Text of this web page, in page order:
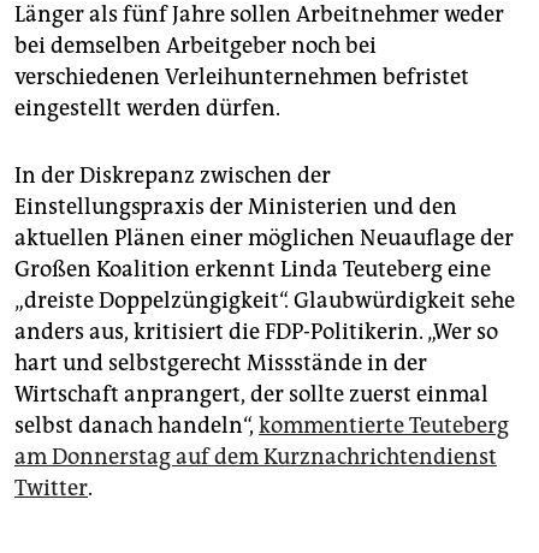
Länger als fünf Jahre sollen Arbeitnehmer weder
bei demselben Arbeitgeber noch bei
verschiedenen Verleih­unternehmen befristet
eingestellt werden dürfen.
In der Diskrepanz zwischen der
Einstellungspraxis der Ministerien und den
aktuellen Plänen einer möglichen Neuauflage der
Großen Koalition erkennt Linda Teuteberg eine
„dreiste Doppelzüngigkeit“. Glaubwürdigkeit sehe
anders aus, kritisiert die FDP-Politikerin. „Wer so
hart und selbstgerecht Missstände in der
Wirtschaft anprangert, der sollte zuerst einmal
selbst danach handeln“, kommentierte Teuteberg
am Donnerstag auf dem Kurznachrichtendienst
Twitter.